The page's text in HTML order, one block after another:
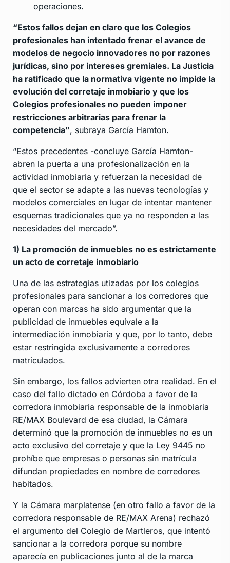
operaciones.
“Estos fallos dejan en claro que los Colegios
profesionales han intentado frenar el avance de
modelos de negocio innovadores no por razones
jurídicas, sino por intereses gremiales. La Justicia
ha ratificado que la normativa vigente no impide la
evolución del corretaje inmobiario y que los
Colegios profesionales no pueden imponer
restricciones arbitrarias para frenar la
competencia”, subraya García Hamton.
“Estos precedentes -concluye García Hamton-
abren la puerta a una profesionalización en la
actividad inmobiaria y refuerzan la necesidad de
que el sector se adapte a las nuevas tecnologías y
modelos comerciales en lugar de intentar mantener
esquemas tradicionales que ya no responden a las
necesidades del mercado”.
1) La promoción de inmuebles no es estrictamente
un acto de corretaje inmobiario
Una de las estrategias utizadas por los colegios
profesionales para sancionar a los corredores que
operan con marcas ha sido argumentar que la
publicidad de inmuebles equivale a la
intermediación inmobiaria y que, por lo tanto, debe
estar restringida exclusivamente a corredores
matriculados.
Sin embargo, los fallos advierten otra realidad. En el
caso del fallo dictado en Córdoba a favor de la
corredora inmobiaria responsable de la inmobiaria
RE/MAX Boulevard de esa ciudad, la Cámara
determinó que la promoción de inmuebles no es un
acto exclusivo del corretaje y que la Ley 9445 no
prohíbe que empresas o personas sin matrícula
difundan propiedades en nombre de corredores
habitados.
Y la Cámara marplatense (en otro fallo a favor de la
corredora responsable de RE/MAX Arena) rechazó
el argumento del Colegio de Martleros, que intentó
sancionar a la corredora porque su nombre
aparecía en publicaciones junto al de la marca